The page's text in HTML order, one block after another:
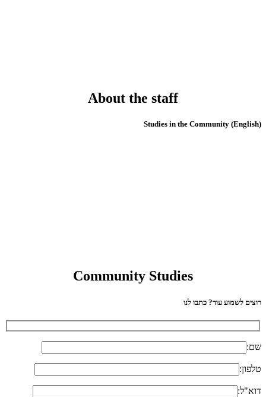
About the staff
(English) Studies in the Community
Community Studies
רוצים לשמוע עוד? כתבו לנו
שם:
טלפון:
דוא"ל: